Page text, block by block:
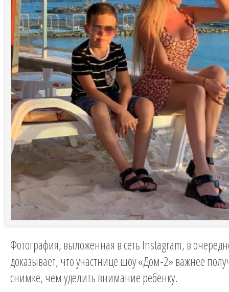
Фотография, выложенная в сеть Instagram, в
доказывает, что участнице шоу «Дом-2» важнее
снимке, чем уделить внимание ребенку.